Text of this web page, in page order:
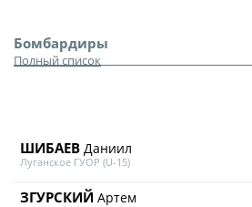
Бомбардиры
Полный список
ШИБАЕВ Даниил
Луганское ГУОР (U-15)
ЗГУРСКИЙ Артем